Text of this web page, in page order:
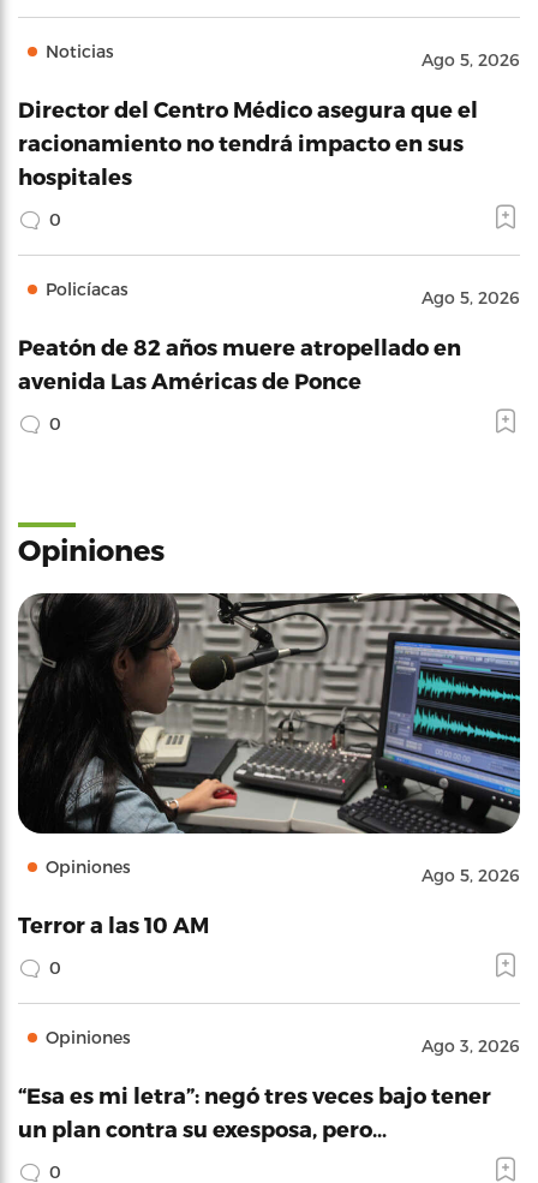
Noticias Ago 5, 2026
Director del Centro Médico asegura que el
racionamiento no tendrá impacto en sus
hospitales
0
Policíacas Ago 5, 2026
Peatón de 82 años muere atropellado en
avenida Las Américas de Ponce
0
Opiniones
Opiniones Ago 5, 2026
Terror a las 10 AM
0
Opiniones Ago 3, 2026
“Esa es mi letra”: negó tres veces bajo tener
un plan contra su exesposa, pero…
0